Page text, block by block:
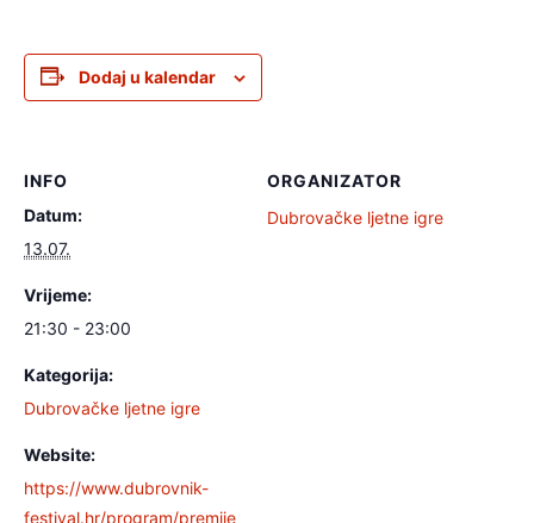
Dodaj u kalendar
INFO
Datum:
13.07.
Vrijeme:
21:30 - 23:00
Kategorija:
Dubrovačke ljetne igre
Website:
https://www.dubrovnik-
festival.hr/program/premije
ORGANIZATOR
Dubrovačke ljetne igre